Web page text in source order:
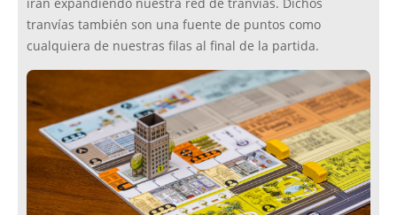
irán expandiendo nuestra red de tranvías. Dichos
tranvías también son una fuente de puntos como
cualquiera de nuestras filas al final de la partida.